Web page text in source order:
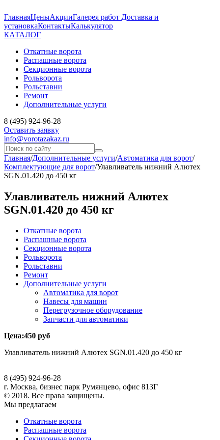
ГлавнаяЦеныАкцииГалерея работ Доставка и
установкаКонтактыКалькулятор
КАТАЛОГ
Откатные ворота
Распашные ворота
Секционные ворота
Рольворота
Рольставни
Ремонт
Дополнительные услуги
8 (495) 924-96-28
Оставить заявку
info@vorotazakaz.ru
Главная/Дополнительные услуги/Автоматика для ворот/
Комплектующие для ворот/Улавливатель нижний Алютех
SGN.01.420 до 450 кг
Улавливатель нижний Алютех
SGN.01.420 до 450 кг
Откатные ворота
Распашные ворота
Секционные ворота
Рольворота
Рольставни
Ремонт
Дополнительные услуги
Автоматика для ворот
Навесы для машин
Перегрузочное оборудование
Запчасти для автоматики
Цена:450 руб
Улавливатель нижний Алютех SGN.01.420 до 450 кг
8 (495) 924-96-28
г. Москва, бизнес парк Румянцево, офис 813Г
© 2018. Все права защищены.
Мы предлагаем
Откатные ворота
Распашные ворота